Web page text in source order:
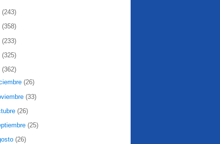
(243)
(358)
(233)
(325)
(362)
(26)
(33)
(26)
(25)
(26)